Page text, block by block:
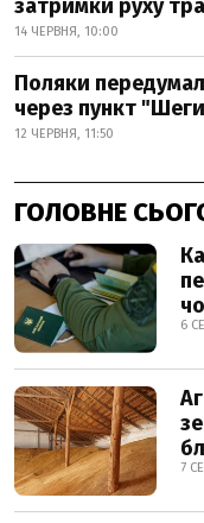
затримки руху
14 ЧЕРВНЯ, 10:00
Поляки
через пункт
12 ЧЕРВНЯ, 11:50
ГОЛОВНЕ
6
7